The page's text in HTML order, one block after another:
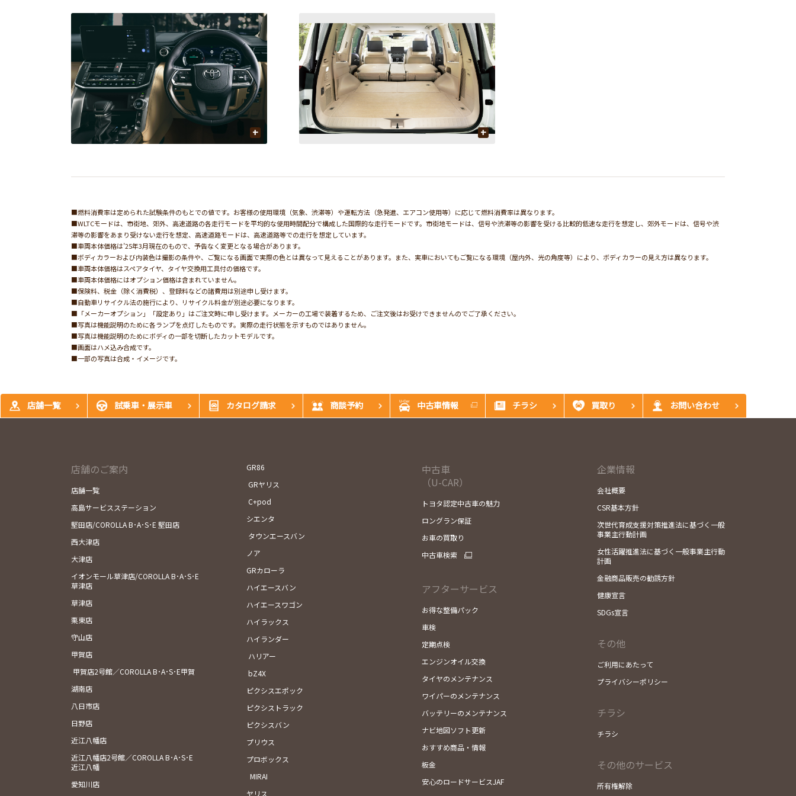
+ +
■燃料消費率は定められた試験条件のもとでの値です。お客様の使用環境（気象、渋滞等）や運転方法（急発進、エアコン使用等）に応じて燃料消費率は異なります。
■WLTCモードは、市街地、郊外、高速道路の各走行モードを平均的な使用時間配分で構成した国際的な走行モードです。市街地モードは、信号や渋滞等の影響を受ける比較的低速な走行を想定し、郊外モードは、信号や渋
滞等の影響をあまり受けない走行を想定、高速道路モードは、高速道路等での走行を想定しています。
■車両本体価格は’25年3月現在のもので、予告なく変更となる場合があります。
■ボディカラーおよび内装色は撮影の条件や、ご覧になる画面で実際の色とは異なって見えることがあります。また、実車においてもご覧になる環境（屋内外、光の角度等）により、ボディカラーの見え方は異なります。
■車両本体価格はスペアタイヤ、タイヤ交換用工具付の価格です。
■車両本体価格にはオプション価格は含まれていません。
■保険料、税金（除く消費税）、登録料などの諸費用は別途申し受けます。
■自動車リサイクル法の施行により、リサイクル料金が別途必要になります。
■「メーカーオプション」「設定あり」はご注文時に申し受けます。メーカーの工場で装着するため、ご注文後はお受けできませんのでご了承ください。
■写真は機能説明のために各ランプを点灯したものです。実際の走行状態を示すものではありません。
■写真は機能説明のためにボディの一部を切断したカットモデルです。
■画面はハメ込み合成です。
■一部の写真は合成・イメージです。
店舗一覧 試乗車・展示車 カタログ請求 商談予約 中古車情報 チラシ 買取り お問い合わせ
店舗のご案内
店舗一覧
高島サービスステーション
堅田店/COROLLA B･A･S･E 堅田店
西大津店
大津店
イオンモール草津店/COROLLA B･A･S･E
草津店
草津店
栗東店
守山店
甲賀店
甲賀店2号館／COROLLA B･A･S･E甲賀
湖南店
八日市店
日野店
近江八幡店
近江八幡店2号館／COROLLA B･A･S･E
近江八幡
愛知川店
GR86
GRヤリス
C+pod
シエンタ
タウンエースバン
ノア
GRカローラ
ハイエースバン
ハイエースワゴン
ハイラックス
ハイランダー
ハリアー
bZ4X
ピクシスエポック
ピクシストラック
ピクシスバン
プリウス
プロボックス
MIRAI
ヤリス
中古車
（U-CAR）
トヨタ認定中古車の魅力
ロングラン保証
お車の買取り
中古車検索
アフターサービス
お得な整備パック
車検
定期点検
エンジンオイル交換
タイヤのメンテナンス
ワイパーのメンテナンス
バッテリーのメンテナンス
ナビ地図ソフト更新
おすすめ商品・情報
板金
安心のロードサービスJAF
企業情報
会社概要
CSR基本方針
次世代育成支援対策推進法に基づく一般
事業主行動計画
女性活躍推進法に基づく一般事業主行動
計画
金融商品販売の勧誘方針
健康宣言
SDGs宣言
その他
ご利用にあたって
プライバシーポリシー
チラシ
チラシ
その他のサービス
所有権解除